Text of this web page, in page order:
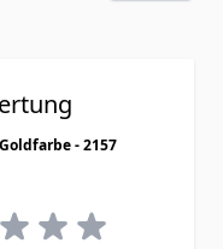
- 2157